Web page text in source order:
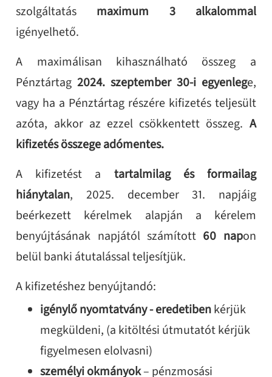
szolgáltatás maximum 3 alkalommal
igényelhető.
A maximálisan kihasználható összeg a
Pénztártag2024. szeptember 30-i egyenlege,
vagy ha a Pénztártag részére kifizetés teljesült
azóta, akkor az ezzel csökkentett összeg. A
kifizetés összege adómentes.
A kifizetést a tartalmilag és formailag
hiánytalan, 2025. december 31. napjáig
beérkezett kérelmek alapján a kérelem
benyújtásának napjától számított 60 napon
belül banki átutalással teljesítjük.
A kifizetéshez benyújtandó:
igénylő nyomtatvány - eredetibenkérjük
megküldeni, (a kitöltési útmutatót kérjük
figyelmesen elolvasni)
személyi okmányok– pénzmosási